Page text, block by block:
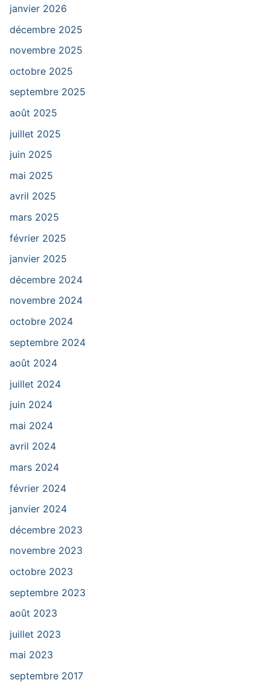
janvier 2026
décembre 2025
novembre 2025
octobre 2025
septembre 2025
août 2025
juillet 2025
juin 2025
mai 2025
avril 2025
mars 2025
février 2025
janvier 2025
décembre 2024
novembre 2024
octobre 2024
septembre 2024
août 2024
juillet 2024
juin 2024
mai 2024
avril 2024
mars 2024
février 2024
janvier 2024
décembre 2023
novembre 2023
octobre 2023
septembre 2023
août 2023
juillet 2023
mai 2023
septembre 2017